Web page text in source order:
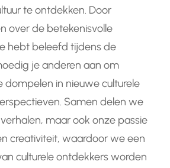
te ontdekken. Door
over de betekenisvolle
hebt beleefd tijdens de
je anderen aan om
dompelen in nieuwe culturele
Samen delen we
maar ook onze passie
creativiteit, waardoor we een
culturele ontdekkers worden